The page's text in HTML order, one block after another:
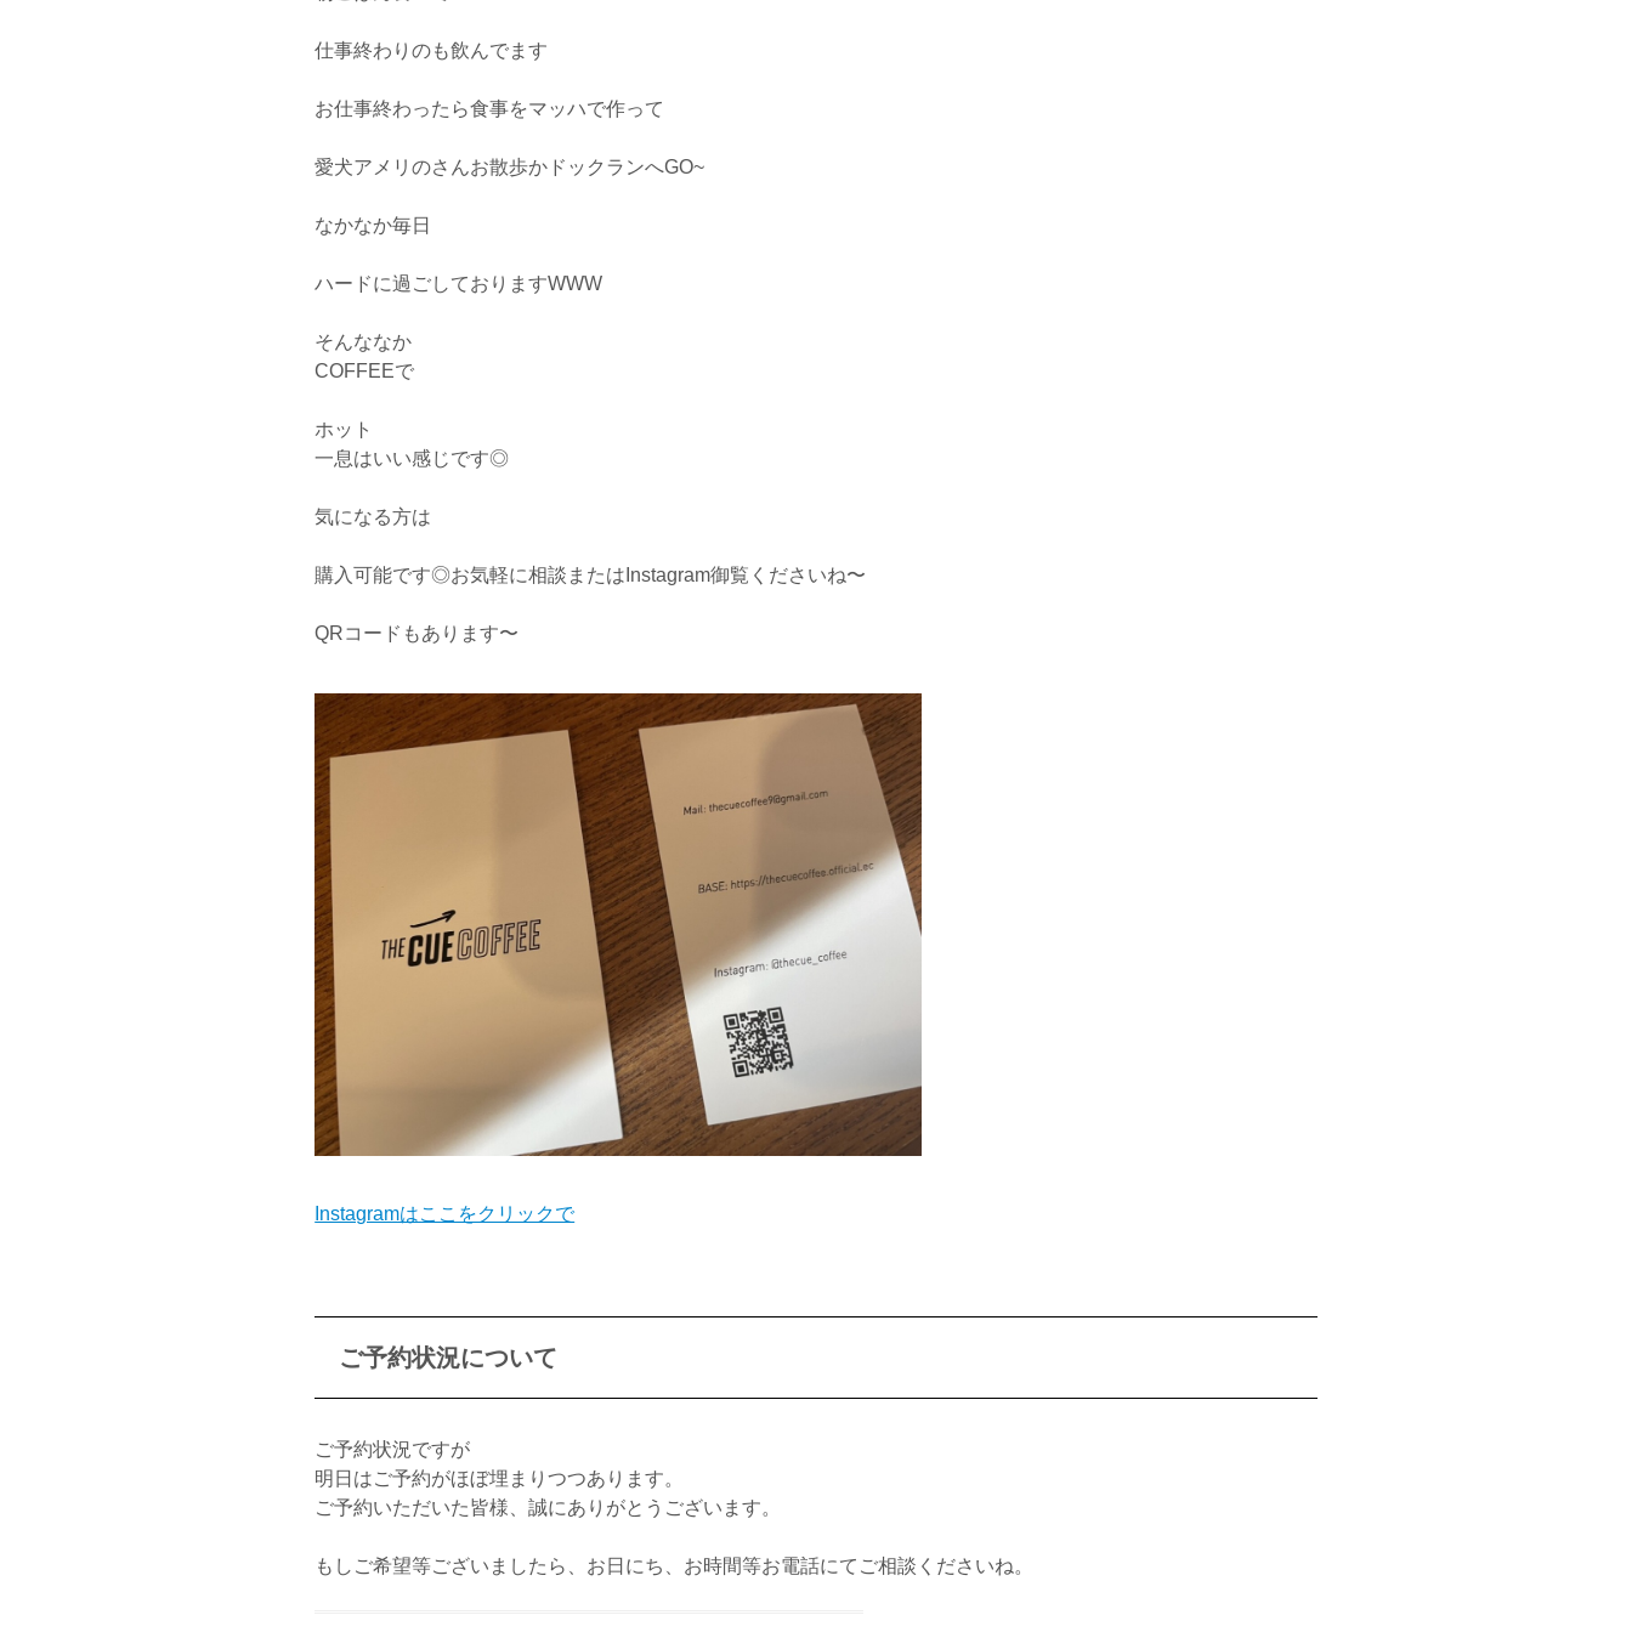
仕事終わりのも飲んでます
お仕事終わったら食事をマッハで作って
愛犬アメリのさんお散歩かドックランへGO~
なかなか毎日
ハードに過ごしておりますWWW
そんななか
COFFEEで
ホット
一息はいい感じです◎
気になる方は
購入可能です◎お気軽に相談またはInstagram御覧くださいね〜
QRコードもあります〜
Instagramはここをクリックで
ご予約状況について
ご予約状況ですが
明日はご予約がほぼ埋まりつつあります。
ご予約いただいた皆様、誠にありがとうございます。
もしご希望等ございましたら、お日にち、お時間等お電話にてご相談くださいね。